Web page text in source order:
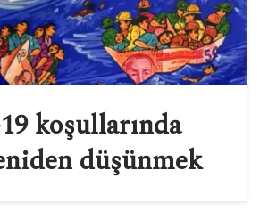
koşullarında
düşünmek